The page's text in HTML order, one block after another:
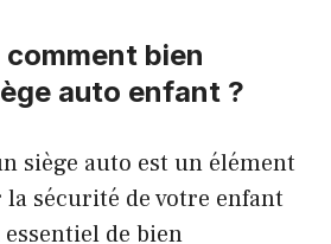
bien
auto enfant ?
siège auto est un élément
sécurité de votre enfant
de bien